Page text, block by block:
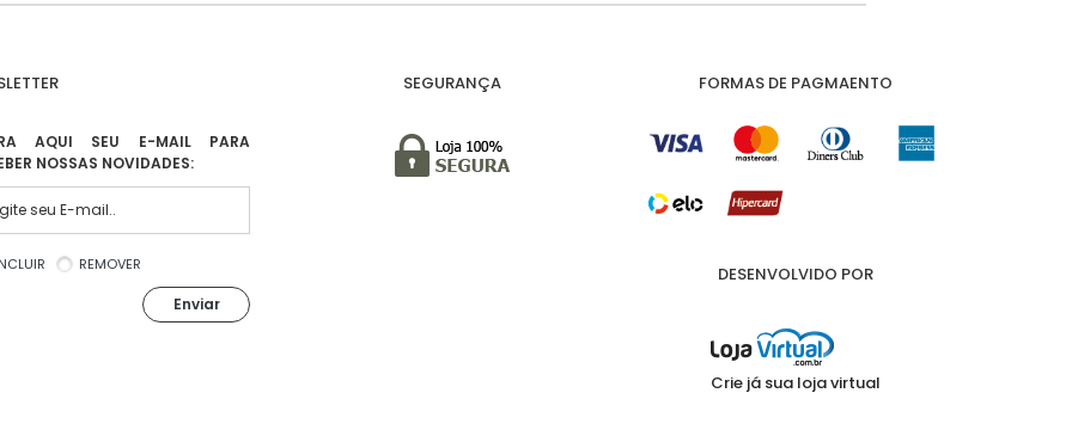
AQUI SEU E-MAIL PARA
NOSSAS NOVIDADES:
REMOVER
Enviar
SEGURANÇA FORMAS DE PAGMAENTO
DESENVOLVIDO POR
Crie já sua loja virtual